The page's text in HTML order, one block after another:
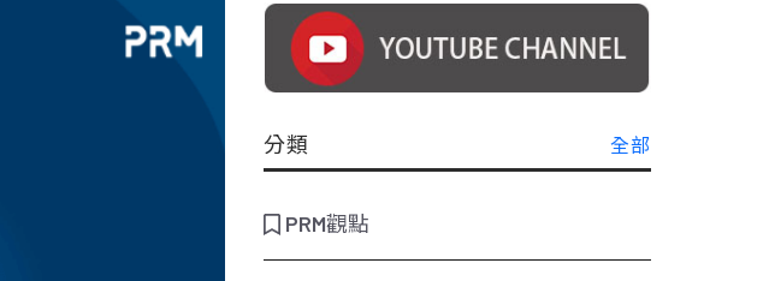
分類 全部
PRM觀點